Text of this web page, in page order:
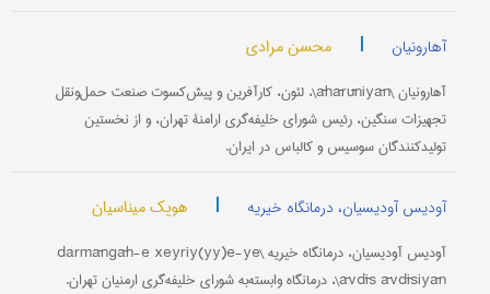
آهارونیان | محسن مرادی
آهارونیان \āhārūniyān\، لئون، کارآفرین و پیش‌کسوت صنعت حمل‌و‌نقل
تجهیزات سنگین، رئیس شورای خلیفه‌گری ارامنۀ تهران، و از نخستین
تولیدکنندگان سوسیس و کالباس در ایران.
آودیس آودیسیان، درمانگاه خیریه | هویک میناسیان
آودیس آودیسیان، درمانگاه خیریه \darmāngāh-e xeyriy(yy)e-ye
āvdīs āvdīsiyān\، درمانگاه وابسته‌به شورای خلیفه‌گری ارمنیان تهران.